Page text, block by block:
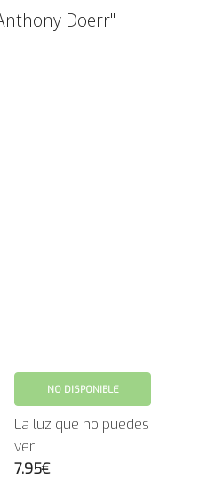
Doerr"
NO DISPONIBLE
La luz que no puedes
ver
7.95€